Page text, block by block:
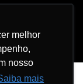
melhor
nosso
mais
melhor
nosso
mais